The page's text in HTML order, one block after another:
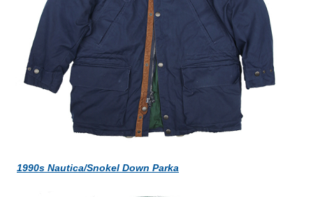
1990s Nautica/Snokel Down Parka